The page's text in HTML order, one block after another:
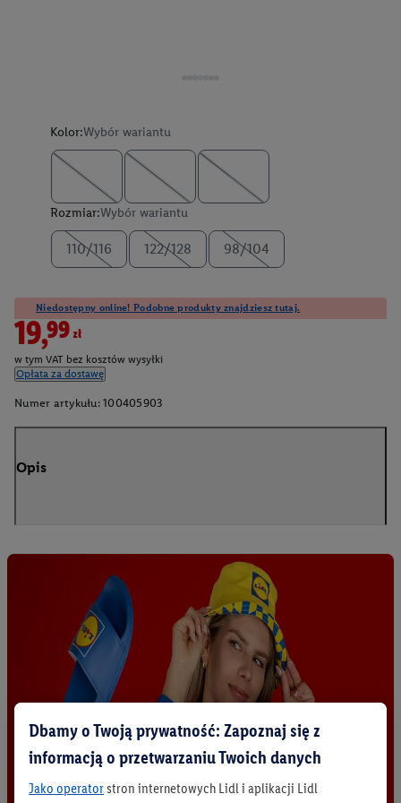
Kolor:Wybór wariantu
Rozmiar:Wybór wariantu
110/116 122/128 98/104
Niedostępny online! Podobne produkty znajdziesz tutaj.
19,99zł
w tym VAT bez kosztów wysyłki
Opłata za dostawę
Numer artykułu: 100405903
Opis
Dbamy o Twoją prywatność: Zapoznaj się z
informacją o przetwarzaniu Twoich danych
Jako operatorstron internetowych Lidl i aplikacji Lidl